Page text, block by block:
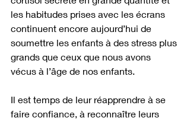
les habitudes prises avec les écrans
continuent encore aujourd’hui de
soumettre les enfants à des stress plus
grands que ceux que nous avons
vécus à l’âge de nos enfants.
Il est temps de leur réapprendre à se
faire confiance, à reconnaître leurs